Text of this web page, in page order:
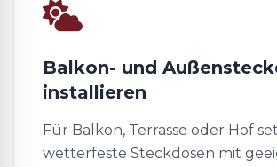
Balkon- und
installieren
Für Balkon, Terrasse oder Hof
wetterfeste Steckdosen mit